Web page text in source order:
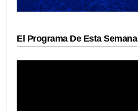
El Programa De Esta Semana